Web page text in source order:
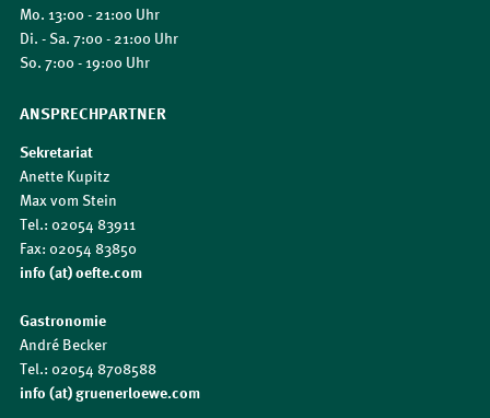
Mo. 13:00 - 21:00 Uhr
Di. - Sa. 7:00 - 21:00 Uhr
So. 7:00 - 19:00 Uhr
ANSPRECHPARTNER
Sekretariat
Anette Kupitz
Max vom Stein
Tel.: 02054 83911
Fax: 02054 83850
info (at) oefte.com
Gastronomie
André Becker
Tel.: 02054 8708588
info (at) gruenerloewe.com